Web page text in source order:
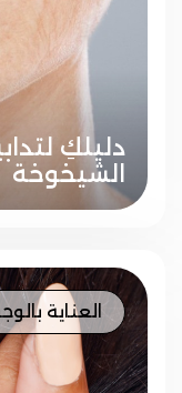
دليلكِ
الشيخوخة
العناية